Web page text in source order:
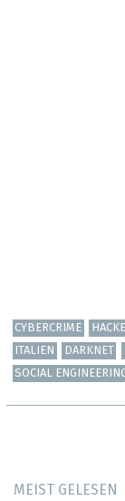
CYBERCRIME
ITALIEN
DARKNET
SOCIAL
MEIST GELESEN